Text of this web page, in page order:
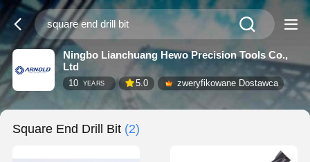
Ningbo Lianchuang Hewo Precision Tools Co.,
Ltd
10 YEARS 5.0 zweryfikowane Dostawca
Square End Drill Bit (2)